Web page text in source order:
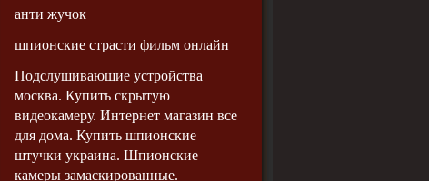
анти жучок
шпионские страсти фильм онлайн
Подслушивающие устройства
москва. Купить скрытую
видеокамеру. Интернет магазин все
для дома. Купить шпионские
штучки украина. Шпионские
камеры замаскированные.